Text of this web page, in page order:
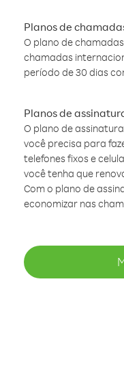
Planos de
O plano de
chamadas
período de 30 dias
Planos de
O plano de
você precisa para
telefones fixos e
você tenha que
Com o plano de
economizar nas